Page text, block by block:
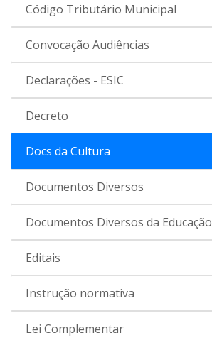
Código Tributário Municipal
Convocação Audiências
Declarações - ESIC
Decreto
Docs da Cultura
Documentos Diversos
Documentos Diversos da Educação
Editais
Instrução normativa
Lei Complementar